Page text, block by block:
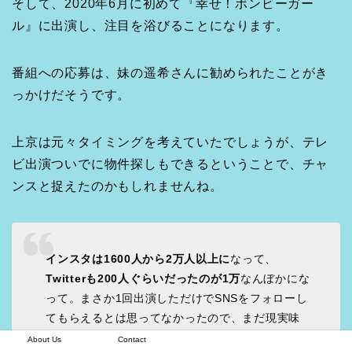
そして、2020年6月に初めて『幸せ！ボンビーガー
ル』に出演し、注目を浴びることになります。
番組への応募は、妹の遥希さんに勧められたことがき
っかけだそうです。
上京は元々タイミングを考えていたでしょうが、テレ
ビ出演ついでに物件探しもできるということで、チャ
ンスと捉えたのかもしれませんね。
インスタは1600人から2万人以上になって、
Twitterも200人ぐらいだったのが1万なんぼかにな
って。まさか1回出演しただけでSNSをフォローし
てもらえるとは思ってなかったので、まだ現実味
がないですね。テレビの力ってすごいです
About Us Contact